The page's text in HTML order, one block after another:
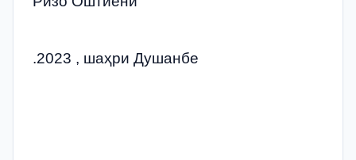
.2023 , шаҳри Душанбе